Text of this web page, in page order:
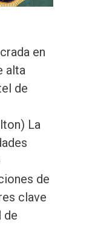
en
alta
de
La
de
clave
de